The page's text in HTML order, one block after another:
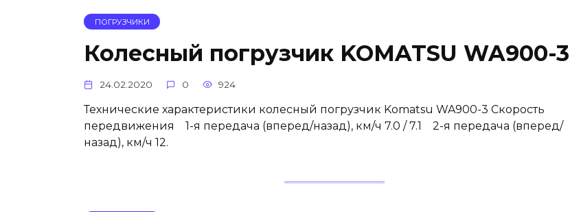
ПОГРУЗЧИКИ
Колесный погрузчик KOMATSU WA900-3
24.02.2020 0 924
Технические характеристики колесный погрузчик Komatsu WA900-3 Скорость
передвижения 1-я передача (вперед/назад), км/ч 7.0 / 7.1 2-я передача (вперед/
назад), км/ч 12.